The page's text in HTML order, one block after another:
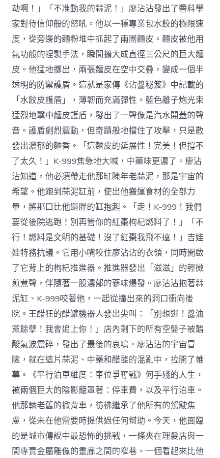
劫啊！」「不准動我的蒜泥！」廖沾沾發出了醬料學
家對待信仰般的怒吼。他以一種專業包水餃的極限速
度，從旁邊的麵粉堆中抓起了兩團麵皮。麵皮被他用
氣功般的捏製手法，瞬間擴大成直徑三公尺的巨大麵
皮。他猛地擲出，兩張麵皮在空中交疊，變成一個半
透明的防禦護盾。這就是家傳《沾醬秘笈》中記載的
「水餃皮護盾」，薄韌而充滿彈性。藍色離子炮光束
猛烈地擊中麵皮護盾，發出了一聲像是汽水開蓋的聲
音。護盾劇烈震動，但奇蹟般地擋住了攻擊，只是散
發出濃郁的麵香。「這麵皮的延展性！完美！但撐不
了太久！」K-999焦急地大喊，中藥味更濃了。廖沾
沾知道，他必須帶走他那缸陳年老蒜泥，那是宇宙的
希望。他跑到蒜泥缸前，使出他搬運食材的全部力
量，將那口比他還胖的缸抱起。「走！K-999！我們
要從後院逃跑！別再管你的紅棗枸杞燃料了！」「不
行！燃料是文明的基礎！沒了紅棗我飛不遠！」吉娃
娃特務抗議。它用小嘴咬住廖沾沾的衣領，同時開啟
了它背上的枸杞推進器。推進器發出「滋滋」的輕微
煎煮聲，伴隨著一股濃郁的蔘味爆發。廖沾沾抱著蒜
泥缸、K-999咬著他，一起從撞出來的洞口衝向後
院。王醋狂的醋罐機器人發出尖叫：「別想逃！醬油
黨餘孽！我會追上你！」店內剩下的所有空盤子被醋
酸氣波震碎，發出了最後的哀鳴。廖沾沾的宇宙冒
險，就在這片蒜泥、中藥和醋酸的混亂中，拉開了帷
幕。《平行泊車維度：車位爭奪戰》何手殘的人生，
被兩個巨大的陰影籠罩著：停車費，以及平行泊車。
他那輛老舊的掀背車，彷彿繼承了他所有的駕駛焦
慮，從未在他需要時提供過任何幫助。今天，他面臨
的是城市傳說中最恐怖的挑戰，一條夾在理髮店與一
間專賣金屬雕像的畫廊之間的窄巷。一個看起來比他